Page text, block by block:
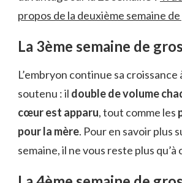
propos de la deuxième semaine
La 3ème semaine de
L’embryon continue sa croissance
soutenu : il double de volume
cœur est apparu, tout comme les
pour la mère. Pour en savoir plus
semaine, il ne vous reste plus qu’à